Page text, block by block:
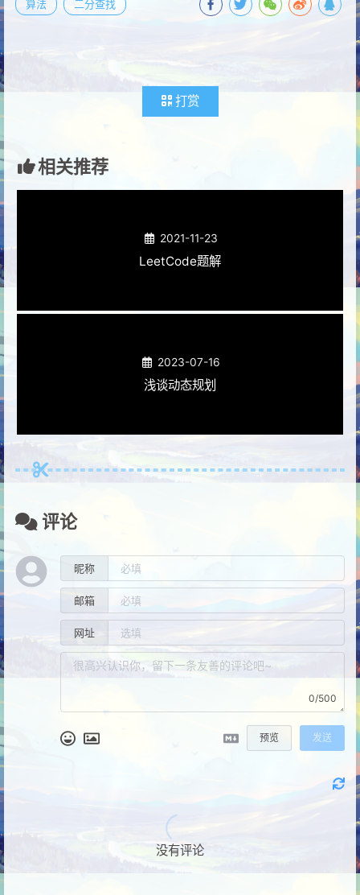
算法 二分查找
打赏
相关推荐
2021-11-23
LeetCode题解
2023-07-16
浅谈动态规划
评论
昵称
邮箱
网址
0/500
预览 发送
没有评论